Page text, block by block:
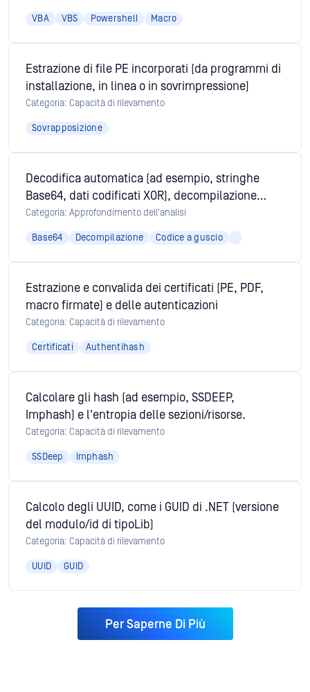
VBA VBS Powershell Macro
Estrazione di file PE incorporati (da programmi di
installazione, in linea o in sovrimpressione)
Categoria: Capacità di rilevamento
Sovrapposizione
Decodifica automatica (ad esempio, stringhe
Base64, dati codificati XOR), decompilazione
(Java, .NET) ed emulazione di shellcode
(EmbedEquation). La decodifica automatica per
Categoria: Approfondimento dell'analisi
Base64 Decompilazione Codice a guscio
Estrazione e convalida dei certificati (PE, PDF,
macro firmate) e delle autenticazioni
Categoria: Capacità di rilevamento
Certificati Authentihash
Calcolare gli hash (ad esempio, SSDEEP,
Imphash) e l'entropia delle sezioni/risorse.
Categoria: Capacità di rilevamento
SSDeep Imphash
Calcolo degli UUID, come i GUID di .NET (versione
del modulo/id di tipoLib)
Categoria: Capacità di rilevamento
UUID GUID
Per Saperne Di Più